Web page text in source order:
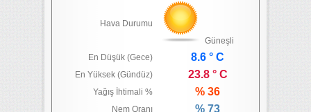
Hava Durumu
Güneşli
En Düşük (Gece)
8.6 ° C
En Yüksek (Gündüz) 23.8 ° C
Yağış İhtimali % % 36
Nem Oranı % 73